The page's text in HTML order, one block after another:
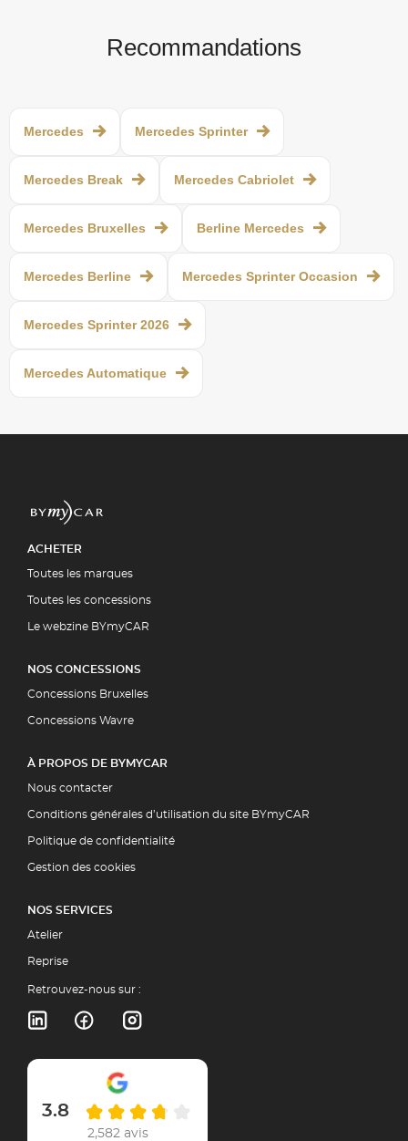
Recommandations
Mercedes Mercedes Sprinter
Mercedes Break Mercedes Cabriolet
Mercedes Bruxelles Berline Mercedes
Mercedes Berline Mercedes Sprinter Occasion
Mercedes Sprinter 2026
Mercedes Automatique
ACHETER
Toutes les marques
Toutes les concessions
Le webzine BYmyCAR
NOS CONCESSIONS
Concessions Bruxelles
Concessions Wavre
À PROPOS DE BYMYCAR
Nous contacter
Conditions générales d’utilisation du site BYmyCAR
Politique de confidentialité
Gestion des cookies
NOS SERVICES
Atelier
Reprise
Retrouvez-nous sur :
3.8
2,582 avis